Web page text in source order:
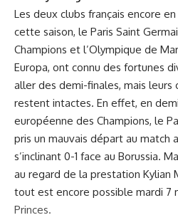
Les deux clubs français encore
cette saison, le Paris Saint
Champions et l’Olympique de
Europa, ont connu des fortunes
aller des demi-finales, mais leurs
restent intactes. En effet, en
européenne des Champions, le
pris un mauvais départ au match
s’inclinant 0-1 face au Borussia.
au regard de la prestation Kylian
tout est encore possible mardi 7
Princes.